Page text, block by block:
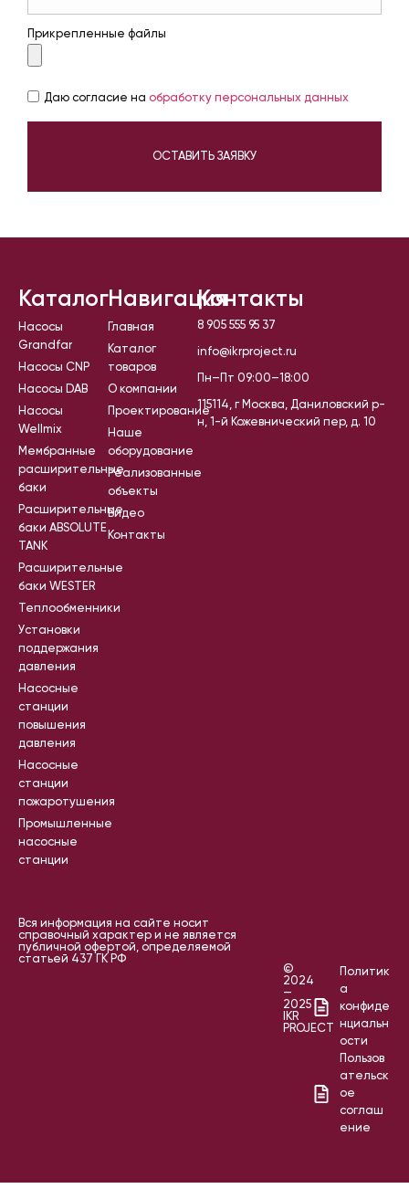
Прикрепленные файлы
Даю согласие на обработку персональных данных
ОСТАВИТЬ ЗАЯВКУ
Каталог
Насосы
Grandfar
Насосы CNP
Насосы DAB
Насосы
Wellmix
Мембранные
расширительные
баки
Расширительные
баки ABSOLUTE
TANK
Расширительные
баки WESTER
Теплообменники
Установки
поддержания
давления
Насосные
станции
повышения
давления
Насосные
станции
пожаротушения
Промышленные
насосные
станции
Навигация
Главная
Каталог
товаров
О компании
Проектирование
Наше
оборудование
Реализованные
объекты
Видео
Контакты
Контакты
8 905 555 95 37
info@ikrproject.ru
Пн–Пт 09:00–18:00
115114, г Москва, Даниловский р-
н, 1-й Кожевнический пер, д. 10
Вся информация на сайте носит
справочный характер и не является
публичной офертой, определяемой
статьей 437 ГК РФ
©
2024
—
2025
IKR
PROJECT
Политик
а
конфиде
нциальн
ости
Пользов
ательск
ое
соглаш
ение